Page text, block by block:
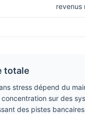
revenus
totale
stress dépend du
concentration sur des
des pistes